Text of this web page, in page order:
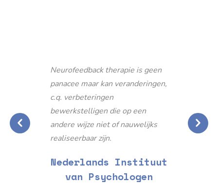
Neurofeedback therapie is geen
panacee maar kan veranderingen,
c.q. verbeteringen
bewerkstelligen die op een
andere wijze niet of nauwelijks
realiseerbaar zijn.
Nederlands Instituut
van Psychologen